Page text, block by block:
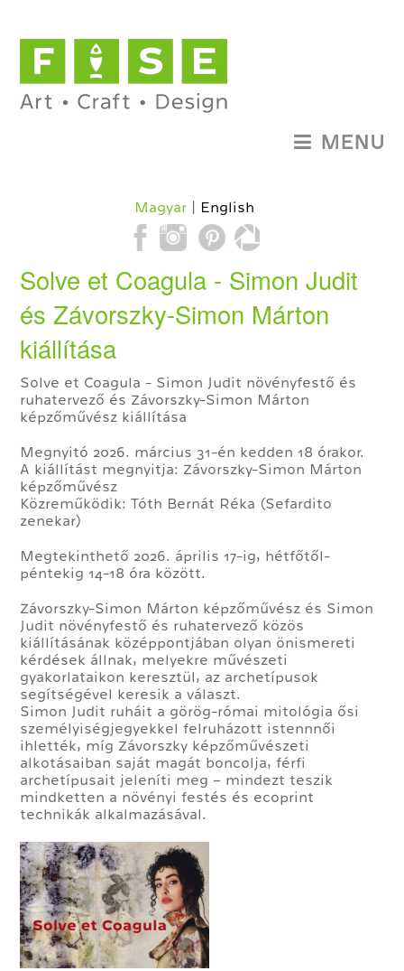
Magyar English
MENU
Solve et Coagula - Simon Judit
és Závorszky-Simon Márton
kiállítása
Solve et Coagula - Simon Judit növényfestő és
ruhatervező és Závorszky-Simon Márton
képzőművész kiállítása
Megnyitó 2026. március 31-én kedden 18 órakor.
A kiállítást megnyitja: Závorszky-Simon Márton
képzőművész
Közreműködik: Tóth Bernát Réka (Sefardito
zenekar)
Megtekinthető 2026. április 17-ig, hétfőtől-
péntekig 14-18 óra között.
Závorszky-Simon Márton képzőművész és Simon
Judit növényfestő és ruhatervező közös
kiállításának középpontjában olyan önismereti
kérdések állnak, melyekre művészeti
gyakorlataikon keresztül, az archetípusok
segítségével keresik a választ.
Simon Judit ruháit a görög-római mitológia ősi
személyiségjegyekkel felruházott istennnői
ihlették, míg Závorszky képzőművészeti
alkotásaiban saját magát boncolja, férfi
archetípusait jeleníti meg – mindezt teszik
mindketten a növényi festés és ecoprint
technikák alkalmazásával.